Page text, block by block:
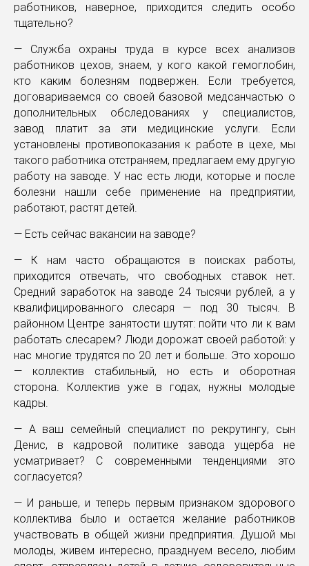
работников, наверное, приходится следить особо
тщательно?
— Служба охраны труда в курсе всех анализов
работников цехов, знаем, у кого какой гемоглобин,
кто каким болезням подвержен. Если требуется,
договариваемся со своей базовой медсанчастью о
дополнительных обследованиях у специалистов,
завод платит за эти медицинские услуги. Если
установлены противопоказания к работе в цехе, мы
такого работника отстраняем, предлагаем ему другую
работу на заводе. У нас есть люди, которые и после
болезни нашли себе применение на предприятии,
работают, растят детей.
— Есть сейчас вакансии на заводе?
— К нам часто обращаются в поисках работы,
приходится отвечать, что свободных ставок нет.
Средний заработок на заводе 24 тысячи рублей, а у
квалифицированного слесаря — под 30 тысяч. В
районном Центре занятости шутят: пойти что ли к вам
работать слесарем? Люди дорожат своей работой: у
нас многие трудятся по 20 лет и больше. Это хорошо
— коллектив стабильный, но есть и оборотная
сторона. Коллектив уже в годах, нужны молодые
кадры.
— А ваш семейный специалист по рекрутингу, сын
Денис, в кадровой политике завода ущерба не
усматривает? С современными тенденциями это
согласуется?
— И раньше, и теперь первым признаком здорового
коллектива было и остается желание работников
участвовать в общей жизни предприятия. Душой мы
молоды, живем интересно, празднуем весело, любим